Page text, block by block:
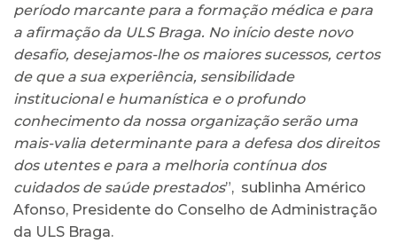
período marcante para a formação médica e para
a afirmação da ULS Braga. No início deste novo
desafio, desejamos-lhe os maiores sucessos, certos
de que a sua experiência, sensibilidade
institucional e humanística e o profundo
conhecimento da nossa organização serão uma
mais-valia determinante para a defesa dos direitos
dos utentes e para a melhoria contínua dos
cuidados de saúde prestados”, sublinha Américo
Afonso, Presidente do Conselho de Administração
da ULS Braga.